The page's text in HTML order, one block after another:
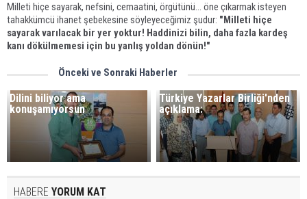
Milleti hiçe sayarak, nefsini, cemaatini, örgütünü... öne çıkarmak isteyen
tahakkümcü ihanet şebekesine söyleyeceğimiz şudur: "Milleti hiçe
sayarak varılacak bir yer yoktur! Haddinizi bilin, daha fazla kardeş
kanı dökülmemesi için bu yanlış yoldan dönün!"
Önceki ve Sonraki Haberler
Dilini biliyor ama
konuşamıyorsun
Türkiye Yazarlar Birliği'nden
açıklama:
HABERE YORUM KAT